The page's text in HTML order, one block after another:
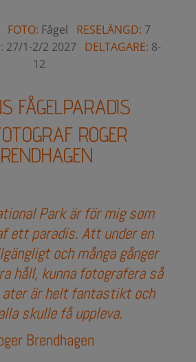
FOTO: Fågel RESELÄNGD: 7
27/1-2/2 2027 DELTAGARE: 8-
12
FÅGELPARADIS
ROGER
Park är för mig som
ett paradis. Att under en
och många gånger
håll, kunna fotografera så
ater är helt fantastikt och
skulle få uppleva.
Brendhagen